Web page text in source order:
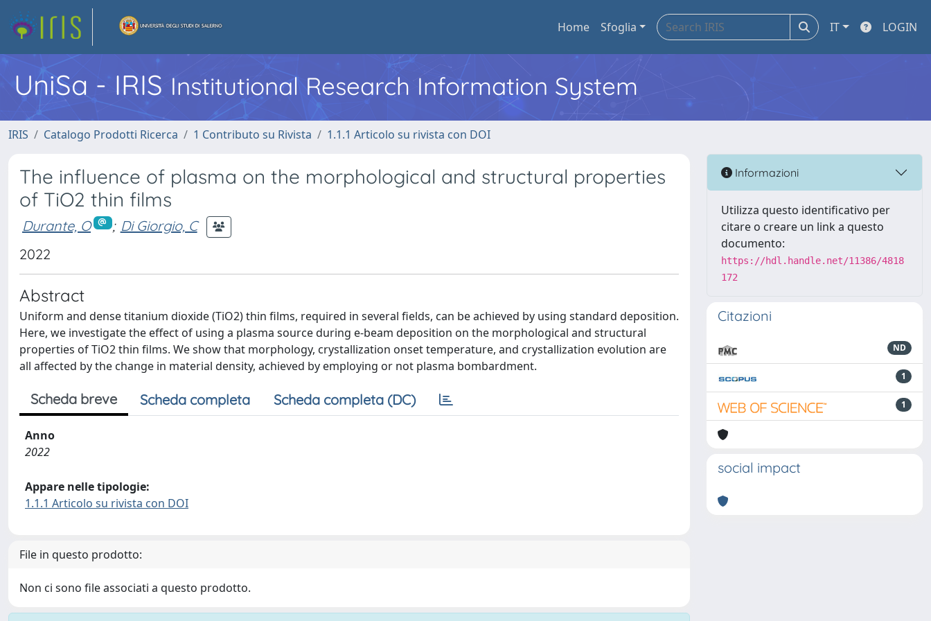
Home Sfoglia IT LOGIN
UniSa - IRIS Institutional Research Information System
IRIS Catalogo Prodotti Ricerca 1 Contributo su Rivista 1.1.1 Articolo su rivista con DOI
The influence of plasma on the morphological and structural properties
of TiO2 thin films
Durante, O ; Di Giorgio, C
2022
Abstract
Uniform and dense titanium dioxide (TiO2) thin films, required in several fields, can be achieved by using standard deposition.
Here, we investigate the effect of using a plasma source during e-beam deposition on the morphological and structural
properties of TiO2 thin films. We show that morphology, crystallization onset temperature, and crystallization evolution are
all affected by the change in material density, achieved by employing or not plasma bombardment.
Scheda breve Scheda completa Scheda completa (DC)
Anno
2022
Appare nelle tipologie:
1.1.1 Articolo su rivista con DOI
File in questo prodotto:
Non ci sono file associati a questo prodotto.
Informazioni
Utilizza questo identificativo per
citare o creare un link a questo
documento:
https://hdl.handle.net/11386/4818
172
Citazioni
ND
1
1
social impact